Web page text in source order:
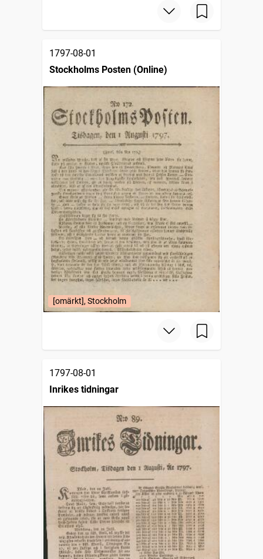
1797-08-01
Stockholms Posten (Online)
[omärkt], Stockholm
1797-08-01
Inrikes tidningar